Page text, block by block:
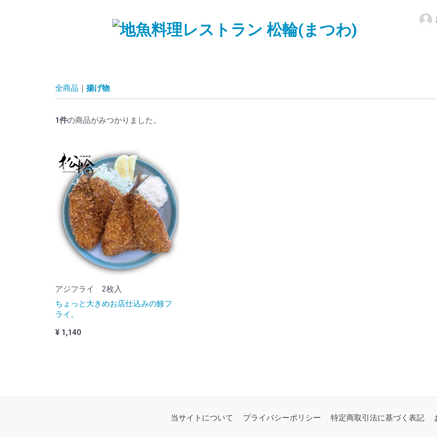
全商品 揚げ物
1件の商品がみつかりました。
アジフライ 2枚入
ちょっと大きめお店仕込みの鯵フ
ライ。
¥ 1,140
当サイトについて プライバシーポリシー 特定商取引法に基づく表記